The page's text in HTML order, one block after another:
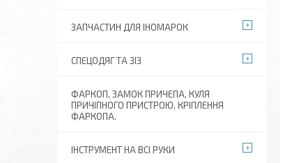
ЗАПЧАСТИН ДЛЯ ІНОМАРОК
СПЕЦОДЯГ ТА ЗІЗ
ФАРКОП, ЗАМОК ПРИЧЕПА, КУЛЯ
ПРИЧІПНОГО ПРИСТРОЮ, КРІПЛЕННЯ
ФАРКОПА.
ІНСТРУМЕНТ НА ВСІ РУКИ